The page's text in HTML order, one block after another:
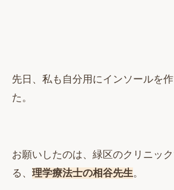
先日、私も自分用にインソールを
た。
お願いしたのは、緑区のクリニッ
る、 理学療法士の相谷先生。